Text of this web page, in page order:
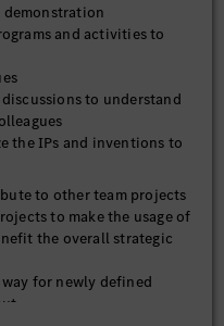
and activities to
to understand
IPs and inventions to
to other team projects
to make the usage of
the overall strategic
for newly defined